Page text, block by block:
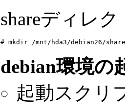
shareディレ
# mkdir /mnt/hda3/debian26/share
debian環境の
起動スクリ